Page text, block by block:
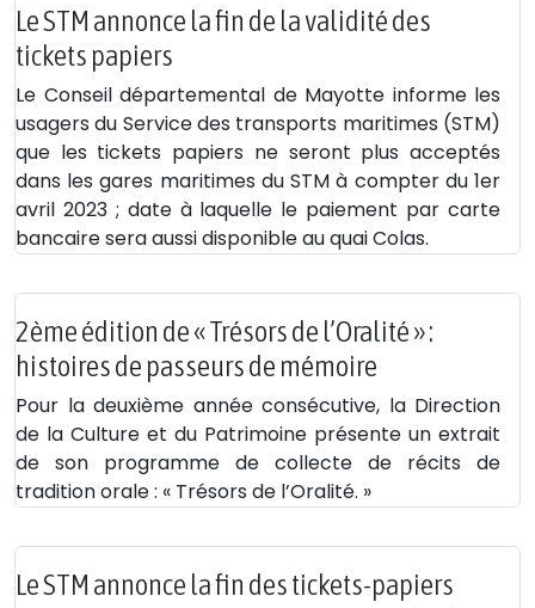
Le STM annonce la fin de la validité des
tickets papiers
Le Conseil départemental de Mayotte informe les
usagers du Service des transports maritimes (STM)
que les tickets papiers ne seront plus acceptés
dans les gares maritimes du STM à compter du 1er
avril 2023 ; date à laquelle le paiement par carte
bancaire sera aussi disponible au quai Colas.
2ème édition de « Trésors de l’Oralité » :
histoires de passeurs de mémoire
Pour la deuxième année consécutive, la Direction
de la Culture et du Patrimoine présente un extrait
de son programme de collecte de récits de
tradition orale : « Trésors de l’Oralité. »
Le STM annonce la fin des tickets-papiers